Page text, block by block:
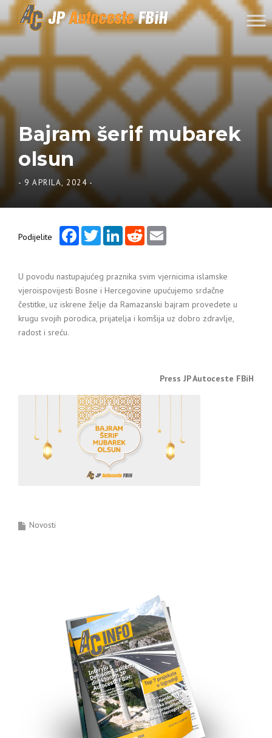
Skip to content
Bajram šerif mubarek
olsun
- 9 APRILA, 2024-
Podijelite
FacebookTwitterLinkedInReddit
U povodu nastupajućeg praznika svim vjernicima islamske
vjeroispovijesti Bosne i Hercegovine upućujemo srdačne
čestitke, uz iskrene želje da Ramazanski bajram provedete u
krugu svojih porodica, prijatelja i komšija uz dobro zdravlje,
radost i sreću.
Press JP Autoceste FBiH
Novosti